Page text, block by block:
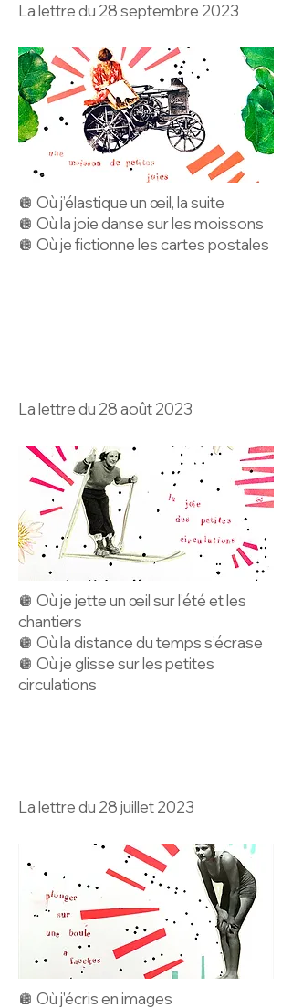
La lettre du 28 septembre 2023
🪩 Où j’élastique un œil, la suite
🪩 Où la joie danse sur les moissons
🪩 Où je fictionne les cartes postales
La lettre du 28 août 2023
🪩 Où je jette un œil sur l’été et les
chantiers
🪩 Où la distance du temps s’écrase
🪩 Où je glisse sur les petites
circulations
La lettre du 28 juillet 2023
🪩 Où j'écris en images